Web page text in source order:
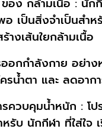
อง กล้ามเนื้อ : นัก
เป็นสิ่งจำเป็นสำห
างเส้นใยกล้ามเนื้อ
อกกำลังกาย อย่าง
ครน้ำตา และ ลดอ
ควบคุมน้ำหนัก : โ
บ นักกีฬา ที่ใส่ใจ